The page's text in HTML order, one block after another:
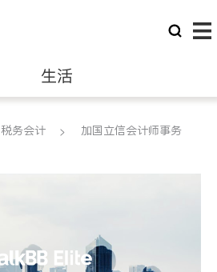
生活
律师
税务会计
加国立信会计师事务